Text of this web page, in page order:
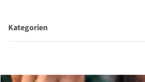
Kategorien